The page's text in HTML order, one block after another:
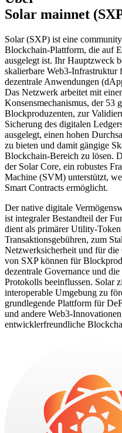
Solar mainnet
Solar (SXP) ist eine
Blockchain-Plattform, die auf
ausgelegt ist. Ihr Hauptzweck
skalierbare Web3-
dezentrale Anwendungen
Das Netzwerk arbeitet mit
Konsensmechanismus, der 53
Blockproduzenten, zur
Sicherung des digitalen
ausgelegt, einen hohen
zu bieten und damit gängige
Blockchain-Bereich zu lösen.
der Solar Core, ein robustes
Machine (SVM) unterstützt,
Smart Contracts ermöglicht.
Der native digitale
ist integraler Bestandteil der
dient als primärer Utility-
Transaktionsgebühren, zum
Netzwerksicherheit und für
von SXP können für
dezentrale Governance und
Protokolls beeinflussen. Solar
interoperable Umgebung zu
grundlegende Plattform für
und andere Web3-
entwicklerfreundliche